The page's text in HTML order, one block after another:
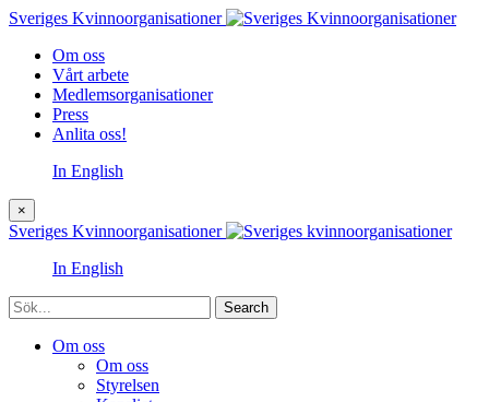
Sveriges Kvinnoorganisationer
Om oss
Vårt arbete
Medlemsorganisationer
Press
Anlita oss!
In English
×
Sveriges Kvinnoorganisationer
In English
Sök
Om oss
Om oss
Styrelsen